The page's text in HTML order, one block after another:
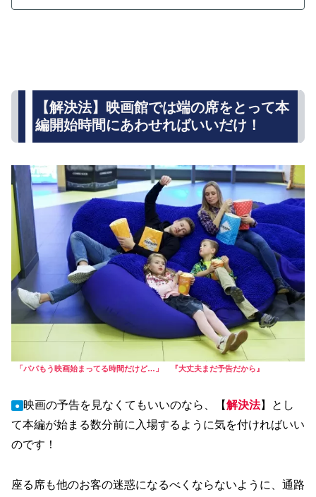
【解決法】映画館では端の席をとって本
編開始時間にあわせればいいだけ！
「パパもう映画始まってる時間だけど…」 『大丈夫まだ予告だから』
● 映画の予告を見なくてもいいのなら、【解決法】とし
て本編が始まる数分前に入場するように気を付ければいい
のです！
座る席も他のお客の迷惑になるべくならないように、通路